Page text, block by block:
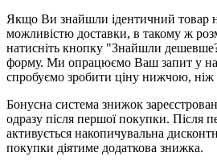
Якщо Ви знайшли ідентичний товар
можливістю доставки, в такому ж
натисніть кнопку "Знайшли
форму. Ми опрацюємо Ваш запит у
спробуємо зробити ціну нижчою, ніж
Бонусна система знижок
одразу після першої покупки. Після
активується накопичувальна
покупки діятиме додаткова знижка.